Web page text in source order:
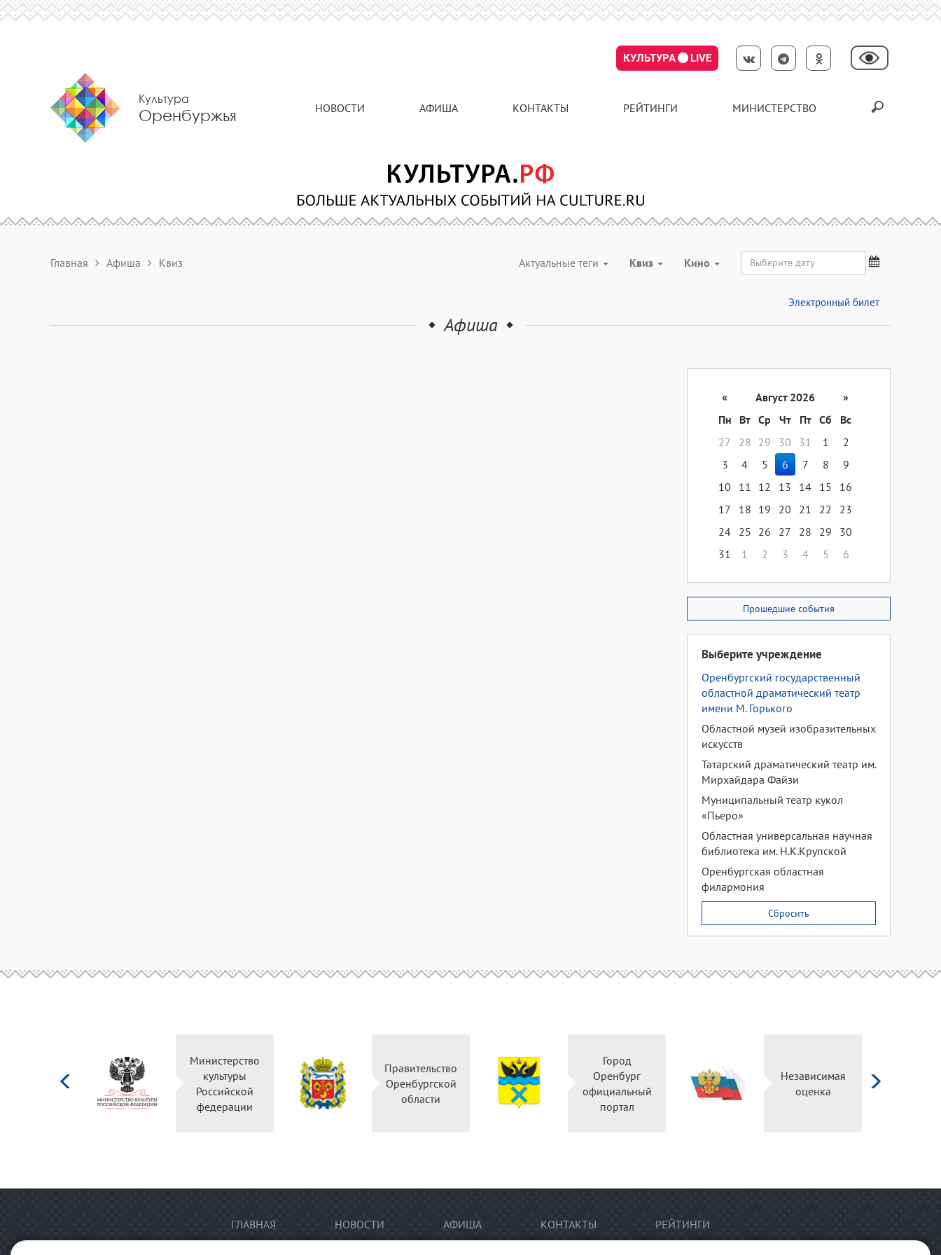
КУЛЬТУРА LIVE
Культура
Оренбуржья НОВОСТИ АФИША КОНТАКТЫ РЕЙТИНГИ МИНИСТЕРСТВО
Главная Афиша Квиз Актуальные теги Квиз Кино
Электронный билет
Афиша
« Август 2026
»
Пн
Вт Ср Чт Пт Сб
Вс
27
28 29 30 31 1
2
3
4 5 6 7 8
9
10
11 12 13 14 15
16
17
18 19 20 21 22
23
24 25 26 27 28 29
30
31
1 2 3 4 5 6
Прошедшие события
Выберите учреждение
Оренбургский государственный
областной драматический театр
имени М. Горького
Областной музей изобразительных
искусств
Татарский драматический театр им.
Мирхайдара Файзи
Муниципальный театр кукол
«Пьеро»
Областная универсальная научная
библиотека им. Н.К.Крупской
Оренбургская областная
филармония
Сбросить
Министерство
культуры
Российской
федерации
Правительство
Оренбургской
области
Город
Оренбург
официальный
портал
Независимая
оценка
ГЛАВНАЯ НОВОСТИ АФИША КОНТАКТЫ РЕЙТИНГИ